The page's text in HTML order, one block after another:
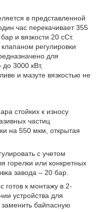
в представленной
час перекачивает 355
и вязкости 20 сСт.
регулировки
для
3000 кВт,
и мазуте вязкостью не
стойких к износу
частиц
на 550 мкм, открытая
с учетом
горелки или конкретных
завода – 20 бар.
готов к монтажу в 2-
устройства для
заменить байпасную